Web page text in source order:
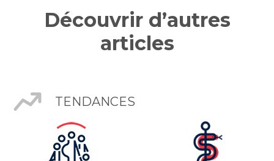
Découvrir d’autres
articles
TENDANCES